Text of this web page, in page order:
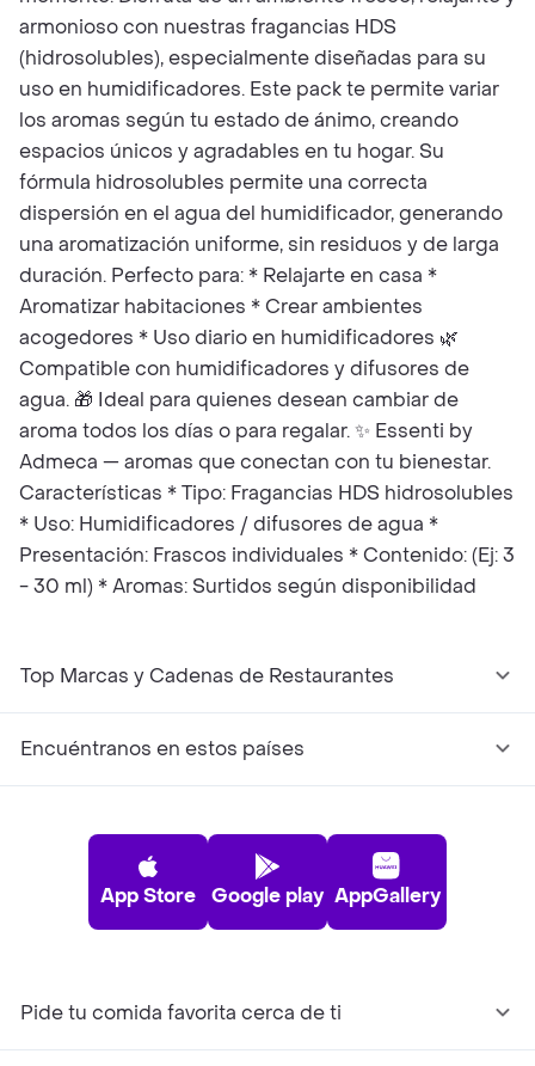
armonioso con nuestras fragancias HDS
(hidrosolubles), especialmente diseñadas para su
uso en humidificadores. Este pack te permite variar
los aromas según tu estado de ánimo, creando
espacios únicos y agradables en tu hogar. Su
fórmula hidrosolubles permite una correcta
dispersión en el agua del humidificador, generando
una aromatización uniforme, sin residuos y de larga
duración. Perfecto para: * Relajarte en casa *
Aromatizar habitaciones * Crear ambientes
acogedores * Uso diario en humidificadores 🌿
Compatible con humidificadores y difusores de
agua. 🎁 Ideal para quienes desean cambiar de
aroma todos los días o para regalar. ✨ Essenti by
Admeca — aromas que conectan con tu bienestar.
Características * Tipo: Fragancias HDS hidrosolubles
* Uso: Humidificadores / difusores de agua *
Presentación: Frascos individuales * Contenido: (Ej: 3
- 30 ml) * Aromas: Surtidos según disponibilidad
Top Marcas y Cadenas de Restaurantes
Encuéntranos en estos países
App Store Google play AppGallery
Pide tu comida favorita cerca de ti